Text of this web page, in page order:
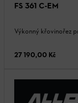
FS 361 C-EM
Výkonný křovinořez
27 190,00 Kč